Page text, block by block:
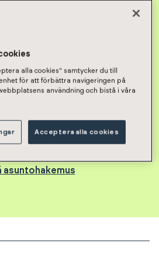
asunto
asuntohakemus
alla cookies" samtycker du till
för att förbättra navigeringen på
användning och bistå i våra
Acceptera alla cookies